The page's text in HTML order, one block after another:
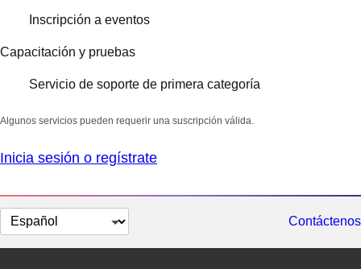
Inscripción a eventos
Capacitación y pruebas
Servicio de soporte de primera categoría
Algunos servicios pueden requerir una suscripción válida.
Inicia sesión o regístrate
Cambiar
el
Contáctenos